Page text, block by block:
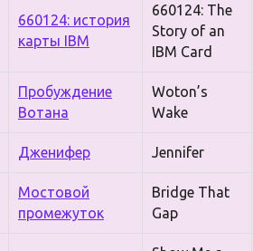
660124: история
карты IBM
660124: The
Story of an
IBM Card
Пробуждение
Вотана
Woton’s
Wake
Дженифер Jennifer
Мостовой
промежуток
Bridge That
Gap